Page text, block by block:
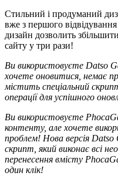
Стильний і продуманий
вже з першого
дизайн дозволить
сайту у три рази!
Ви використовуєте Datso
хочете оновитися, немає
містить спеціальний
операції для успішного
Ви використовуєте
контенту, але хочете
проблем! Нова версія
скрипт, який виконає всі
перенесення вмісту
один клік!